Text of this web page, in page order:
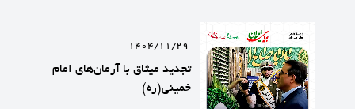
1404/11/29
تجدید میثاق با آرمان‌های امام
خمینی(ره)